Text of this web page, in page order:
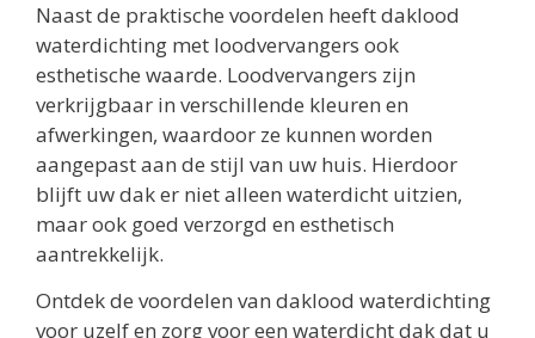
Naast de praktische voordelen heeft daklood
waterdichting met loodvervangers ook
esthetische waarde. Loodvervangers zijn
verkrijgbaar in verschillende kleuren en
afwerkingen, waardoor ze kunnen worden
aangepast aan de stijl van uw huis. Hierdoor
blijft uw dak er niet alleen waterdicht uitzien,
maar ook goed verzorgd en esthetisch
aantrekkelijk.
Ontdek de voordelen van daklood waterdichting
voor uzelf en zorg voor een waterdicht dak dat u